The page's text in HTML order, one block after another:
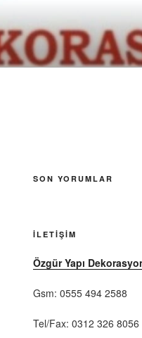
SON YORUMLAR
İLETIŞIM
Özgür Yapı
Gsm: 0555 494 2588
Tel/Fax: 0312 326 8056